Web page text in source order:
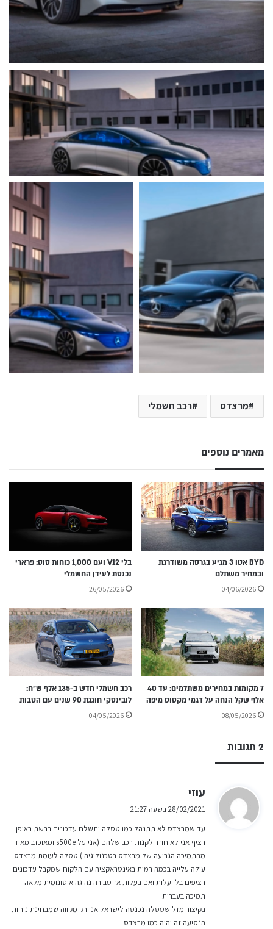
מרצדס רכב חשמלי
מאמרים נוספים
BYD אטו 3 מגיע בגרסה משודרגת
ובמחיר משתלם
04/06/2026
בלי V12 ועם 1,000 כוחות סוס: פרארי
נכנסת לעידן החשמלי
26/05/2026
7 מקומות במחירים משתלמים: עד 40
אלף שקל הנחה על דגמי מקסוס מיפה
08/05/2026
רכב חשמלי חדש ב-135 אלף ש״ח:
לובינסקי חוגגת 90 שנים עם הטבות
04/05/2026
2 תגובות
עוזי
ב
:
28/02/2021 בשעה 21:27
עד שמרצדס לא תתנהל כמו טסלה ותשלח עדכונים ברשת באופן
רציף אני לא חוזר לקנות רכב שלהם (אני על s500e ומאוכזב מאוד
מהתמיכה הגרועה של מרצדס בטכנולוגיה ) טסלה לעומת מרצדס
עולה עלייה בכמה רמות באינטראקציה עם הלקוח שמקבל עדכונים
רציפים בלי עלות ואם בעלות אז סבירה נהיגה אוטונומית מלאה
תמיכה בעברית
בקיצור מזל שטסלה נכנסה לישראל אני רק מקווה שמבחינת נוחות
הנסיעה זה יהיה כמו מרצדס